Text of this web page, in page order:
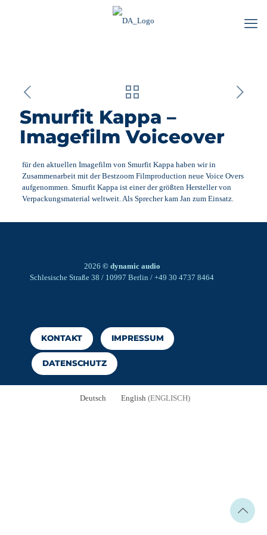
Smurfit Kappa –
Imagefilm Voiceover
für den aktuellen Imagefilm von Smurfit Kappa haben wir in
Zusammenarbeit mit der Bestzoom Filmproduction neue Voice Overs
aufgenommen. Smurfit Kappa ist einer der größten Hersteller von
Verpackungsmaterial weltweit. Als Sprecher kam Jan zum Einsatz.
2026 © dynamic audio
Schlesische Straße 38 / 10997 Berlin / +49 30 4737 8464
KONTAKT IMPRESSUM
DATENSCHUTZ
Deutsch English (ENGLISCH)